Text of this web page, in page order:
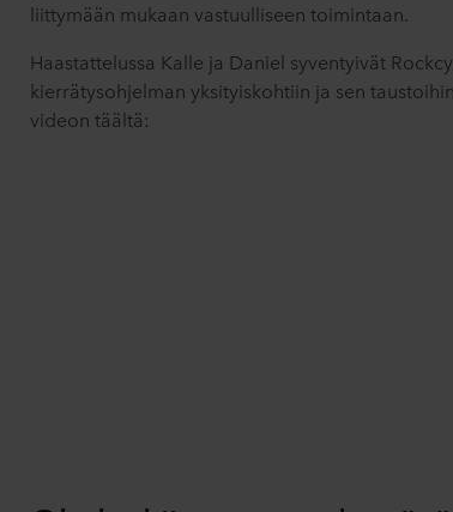
liittymään mukaan vastuulliseen toimintaan.
Haastattelussa Kalle ja Daniel syventyivät
kierrätysohjelman yksityiskohtiin ja sen
videon täältä: